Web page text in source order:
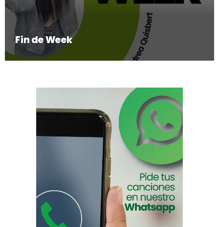
Fin de Week